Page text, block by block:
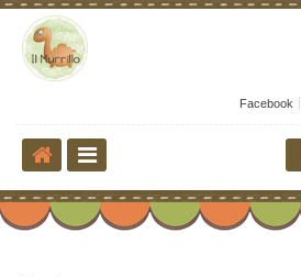
Facebook